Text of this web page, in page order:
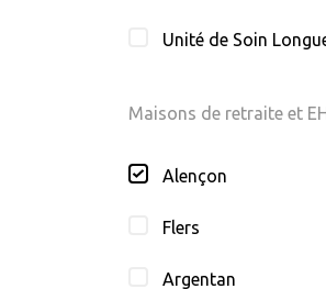
Unité de Soin
Maisons de retraite et
Alençon
Flers
Argentan